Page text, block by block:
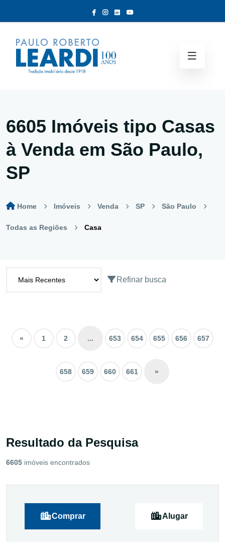
6605 Imóveis tipo Casas
à Venda em São Paulo,
SP
Home Imóveis Venda SP São Paulo
Todas as Regiões Casa
Resultado da Pesquisa
6605 imóveis encontrados
Comprar Alugar
Refinar busca
« 1 2 ... 653 654 655 656 657
658 659 660 661 »